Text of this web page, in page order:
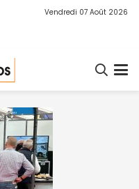
Vendredi 07 Août 2026